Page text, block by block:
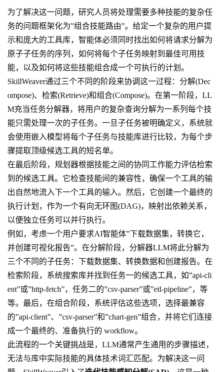
为了解决这一问题，研究人员将处理需要多种技能的复杂任
务的问题框架化为”组合技能路由”。给定一个复杂的用户提
示和庞大的工具库，智能体必须同时找出如何将请求分解为
原子子任务的序列，如何将每个子任务映射到最佳可用技
能，以及如何将这些技能组合成一个可执行的计划。
SkillWeaver通过三个不同的阶段来协调这一过程：分解(Dec
ompose)、检索(Retrieve)和组合(Compose)。在第一阶段，LL
M充当任务分解器，将用户的复杂查询分解为一系列每个技
能只需处理一次的子任务。一旦子任务被明确定义，系统就
会使用嵌入模型将每个子任务与技能库进行比较，为每个步
骤提取顶级候选工具的短名单。
在最后阶段，规划器根据技能之间的协同工作能力评估检索
到的候选工具。它检查技能间的兼容性，确保一个工具的输
出自然地流入下一个工具的输入。然后，它创建一个最终的
执行计划，作为一个有向无环图(DAG)，映射出依赖关系，
以便独立任务可以并行执行。
例如，考虑一个用户要求AI智能体”下载数据集，转换它，
并创建可视化报告”。在分解阶段，分解器LLM将此分解为
三个不同的子任务：下载数据集、转换数据和创建报告。在
检索阶段，系统搜索库并找到任务一的候选工具，如”api-cli
ent”或”http-fetch”，任务二的”csv-parser”或”etl-pipeline”，等
等。最后，在组合阶段，系统评估这些选项，选择最兼容
的”api-client”、”csv-parser”和”chart-gen”组合，并将它们连接
成一个最终的、准备执行的 workflow。
此流程的一个关键挑战是，LLM通常产生通用的步骤描述，
无法与库中实际技能的具体技术词汇匹配。为解决这一问